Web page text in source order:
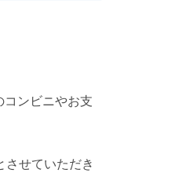
ンビニやお支
せていただき